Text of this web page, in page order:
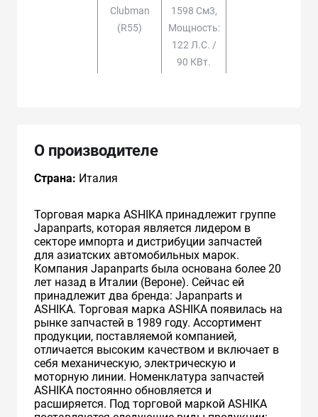
Clubman
(r55)
1598 См3,
Мощность:
122 Л.с. /
90 КВт.
О производителе
Страна: Италия
Торговая марка ASHIKA принадлежит группе
Japanparts, которая является лидером в
секторе импорта и дистрибуции запчастей
для азиатских автомобильных марок.
Компания Japanparts была основана более 20
лет назад в Италии (Вероне). Сейчас ей
принадлежит два бренда: Japanparts и
ASHIKA. Торговая марка ASHIKA появилась на
рынке запчастей в 1989 году. Ассортимент
продукции, поставляемой компанией,
отличается высоким качеством и включает в
себя механическую, электрическую и
моторную линии. Номенклатура запчастей
ASHIKA постоянно обновляется и
расширяется. Под торговой маркой ASHIKA